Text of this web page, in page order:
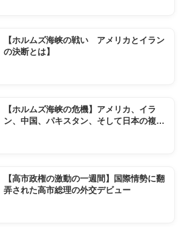
【ホルムズ海峡の戦い アメリカとイラン
の決断とは】
【ホルムズ海峡の危機】アメリカ、イラ
ン、中国、パキスタン、そして日本の複雑
【高市政権の激動の一週間】国際情勢に翻
弄された高市総理の外交デビュー